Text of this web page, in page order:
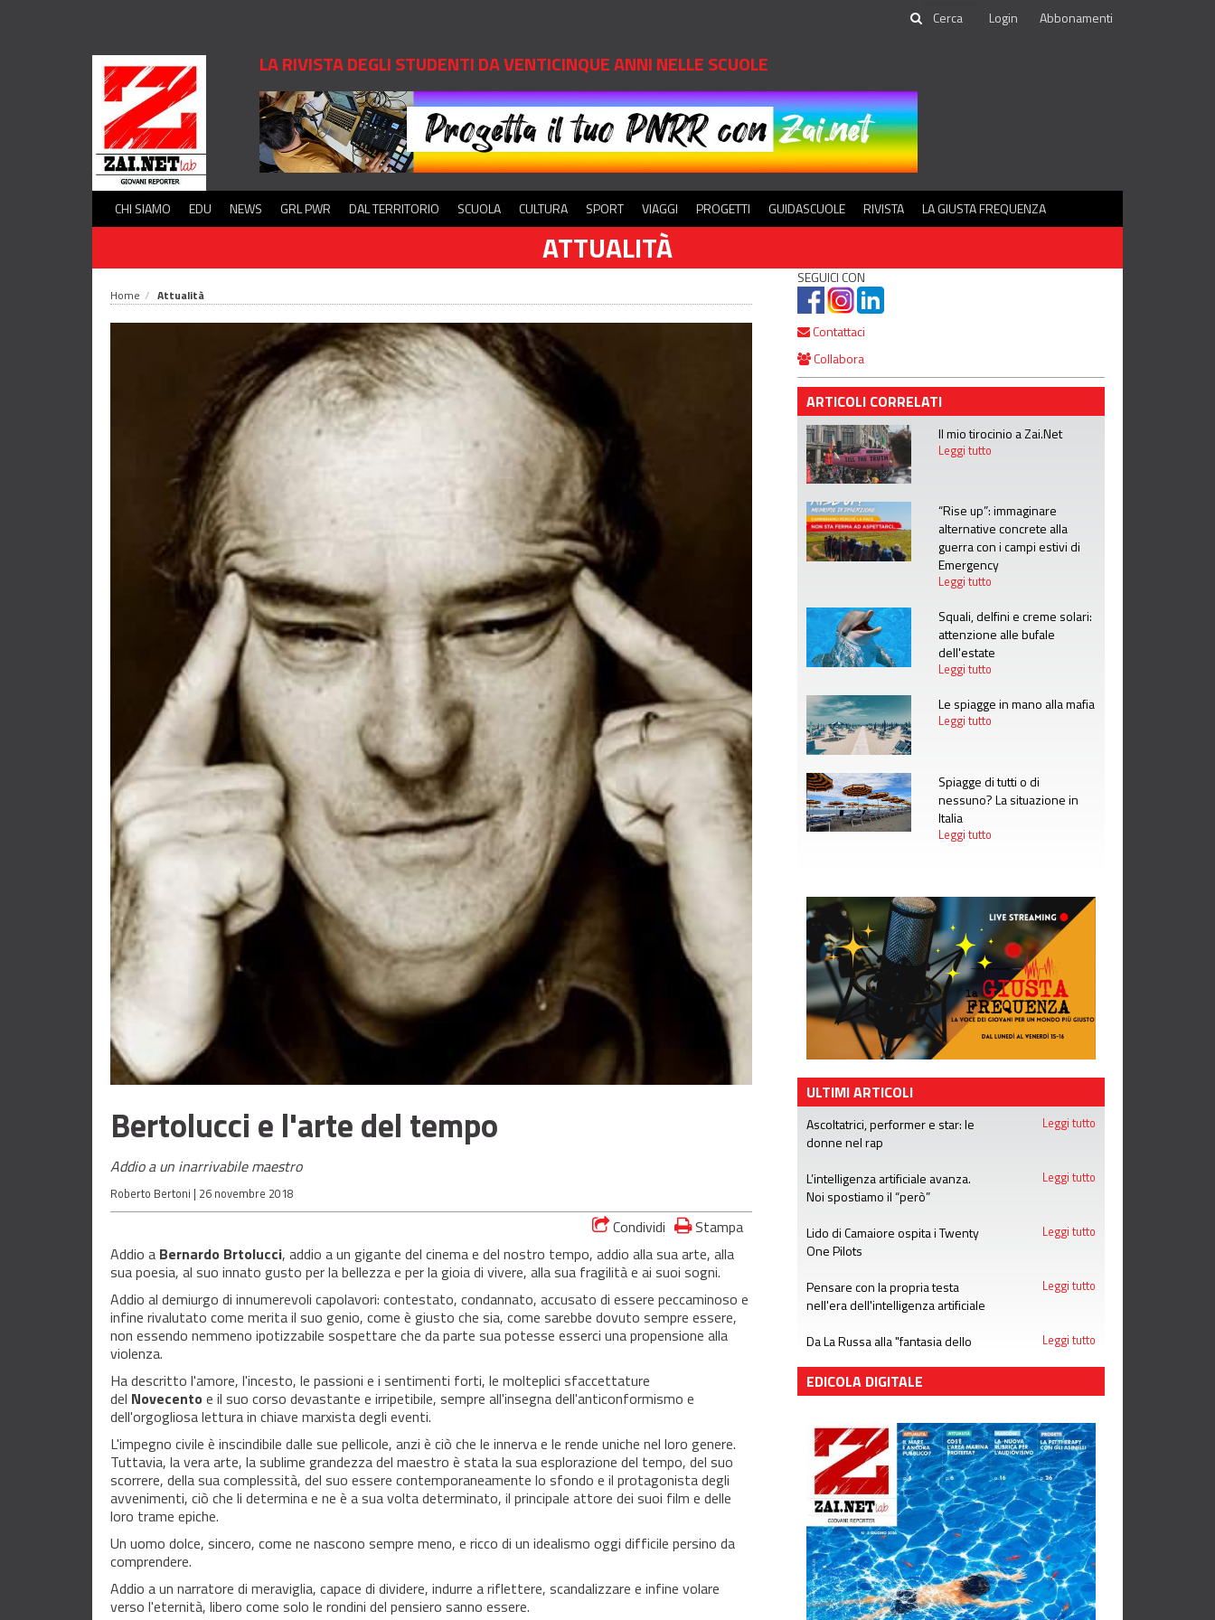
Login Abbonamenti
LA RIVISTA DEGLI STUDENTI DA VENTICINQUE ANNI NELLE SCUOLE
CHI SIAMO EDU NEWS GRL PWR DAL TERRITORIO SCUOLA CULTURA SPORT VIAGGI PROGETTI GUIDASCUOLE RIVISTA LA GIUSTA FREQUENZA
ATTUALITÀ
Home Attualità
Bertolucci e l'arte del tempo
Addio a un inarrivabile maestro
Roberto Bertoni | 26 novembre 2018
Condividi
Stampa
Addio a Bernardo Brtolucci, addio a un gigante del cinema e del nostro tempo, addio alla sua arte, alla
sua poesia, al suo innato gusto per la bellezza e per la gioia di vivere, alla sua fragilità e ai suoi sogni.
Addio al demiurgo di innumerevoli capolavori: contestato, condannato, accusato di essere peccaminoso e
infine rivalutato come merita il suo genio, come è giusto che sia, come sarebbe dovuto sempre essere,
non essendo nemmeno ipotizzabile sospettare che da parte sua potesse esserci una propensione alla
violenza.
Ha descritto l'amore, l'incesto, le passioni e i sentimenti forti, le molteplici sfaccettature
del Novecento e il suo corso devastante e irripetibile, sempre all'insegna dell'anticonformismo e
dell'orgogliosa lettura in chiave marxista degli eventi.
L'impegno civile è inscindibile dalle sue pellicole, anzi è ciò che le innerva e le rende uniche nel loro genere.
Tuttavia, la vera arte, la sublime grandezza del maestro è stata la sua esplorazione del tempo, del suo
scorrere, della sua complessità, del suo essere contemporaneamente lo sfondo e il protagonista degli
avvenimenti, ciò che li determina e ne è a sua volta determinato, il principale attore dei suoi film e delle
loro trame epiche.
Un uomo dolce, sincero, come ne nascono sempre meno, e ricco di un idealismo oggi difficile persino da
comprendere.
Addio a un narratore di meraviglia, capace di dividere, indurre a riflettere, scandalizzare e infine volare
verso l'eternità, libero come solo le rondini del pensiero sanno essere.
SEGUICI CON
Contattaci
Collabora
ARTICOLI CORRELATI
Il mio tirocinio a Zai.Net
Leggi tutto
“Rise up”: immaginare
alternative concrete alla
guerra con i campi estivi di
Emergency
Leggi tutto
Squali, delfini e creme solari:
attenzione alle bufale
dell'estate
Leggi tutto
Le spiagge in mano alla mafia
Leggi tutto
Spiagge di tutti o di
nessuno? La situazione in
Italia
Leggi tutto
ULTIMI ARTICOLI
Ascoltatrici, performer e star: le
donne nel rap
Leggi tutto
L’intelligenza artificiale avanza.
Noi spostiamo il “però”
Leggi tutto
Lido di Camaiore ospita i Twenty
One Pilots
Leggi tutto
Pensare con la propria testa
nell'era dell'intelligenza artificiale
Leggi tutto
Da La Russa alla "fantasia dello
meritano
Leggi tutto
EDICOLA DIGITALE